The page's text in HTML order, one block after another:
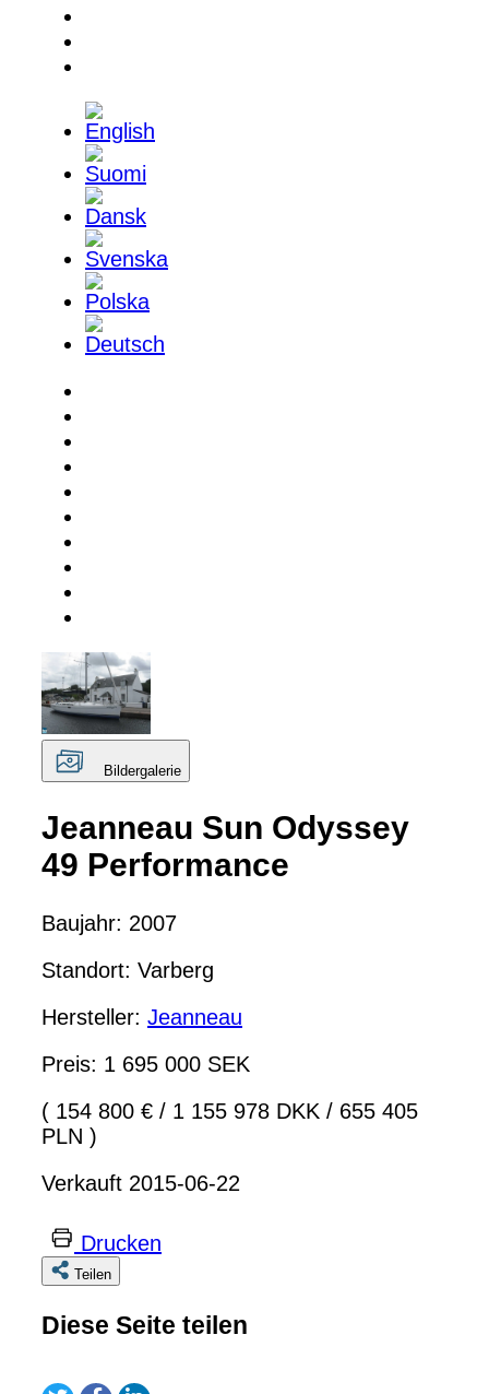
Bildergalerie
Jeanneau Sun Odyssey
49 Performance
Baujahr: 2007
Standort: Varberg
Hersteller: Jeanneau
Preis: 1 695 000 SEK
( 154 800 € / 1 155 978 DKK / 655 405
PLN )
Verkauft 2015-06-22
Drucken
Teilen
Diese Seite teilen